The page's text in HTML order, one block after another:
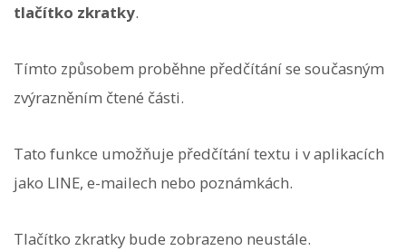
tlačítko zkratky.
Tímto způsobem proběhne předčítání se současným
zvýrazněním čtené části.
Tato funkce umožňuje předčítání textu i v aplikacích
jako LINE, e-mailech nebo poznámkách.
Tlačítko zkratky bude zobrazeno neustále.